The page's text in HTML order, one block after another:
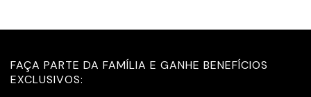
FAÇA PARTE DA FAMÍLIA E GANHE BENEFÍCIOS
EXCLUSIVOS: